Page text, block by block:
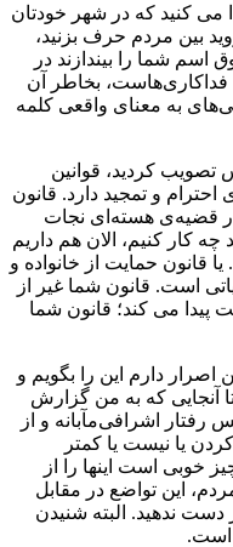
می کنید که در شهر خودتان
بین مردم حرف بزنید،
اسم شما را بیندازند در
فداکاری‌هاست، بخاطر آن
به معنای واقعی کلمه
تصویب کردید، قوانین
و تمجید دارد. قانون
در قضیه‌ی هسته‌ای نجات
کار کنیم، الان هم داریم
قانون حمایت از خانواده و
است. قانون شما غیر از
می کند؛ قانون شما
دارم این را بگویم و
آنجایی که به من گزارش
اشرافی‌مآبانه و از
یا نیست یا کمتر
است اینها را از
این تواضع در مقابل
ندهید. البته شنیدن
است.